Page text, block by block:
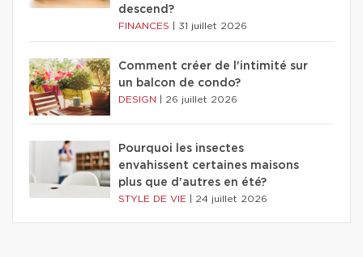
descend?
FINANCES 31 juillet 2026
Comment créer de l'intimité sur
un balcon de condo?
DESIGN 26 juillet 2026
Pourquoi les insectes
envahissent certaines maisons
plus que d'autres en été?
STYLE DE VIE 24 juillet 2026